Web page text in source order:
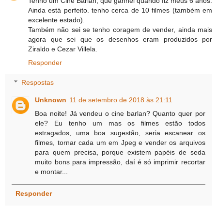
Ainda está perfeito. tenho cerca de 10 filmes (também em
excelente estado).
Também não sei se tenho coragem de vender, ainda mais
agora que sei que os desenhos eram produzidos por
Ziraldo e Cezar Villela.
Responder
Respostas
Unknown 11 de setembro de 2018 às 21:11
Boa noite! Já vendeu o cine barlan? Quanto quer por
ele? Eu tenho um mas os filmes estão todos
estragados, uma boa sugestão, seria escanear os
filmes, tornar cada um em Jpeg e vender os arquivos
para quem precisa, porque existem papéis de seda
muito bons para impressão, daí é só imprimir recortar
e montar...
Responder